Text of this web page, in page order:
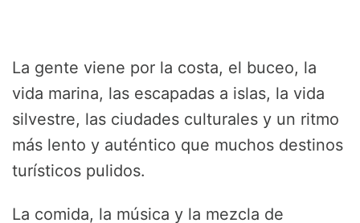
La gente viene por la costa, el buceo, la
vida marina, las escapadas a islas, la vida
silvestre, las ciudades culturales y un ritmo
más lento y auténtico que muchos destinos
turísticos pulidos.
La comida, la música y la mezcla de